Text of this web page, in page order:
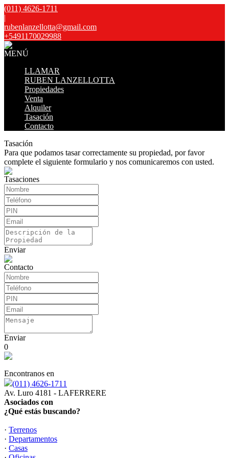
(011) 4626-1711
|
rubenlanzellotta@gmail.com
+5491170029988
MENÚ
LLAMAR
RUBEN LANZELLOTTA
Propiedades
Venta
Alquiler
Tasación
Contacto
Tasación
Para que podamos tasar correctamente su propiedad, por favor
complete el siguiente formulario y nos comunicaremos con usted.
Tasaciones
Enviar
Contacto
Enviar
0
Encontranos en
(011) 4626-1711
Av. Luro 4181 - LAFERRERE
Asociados con
¿Qué estás buscando?
· Terrenos
· Departamentos
· Casas